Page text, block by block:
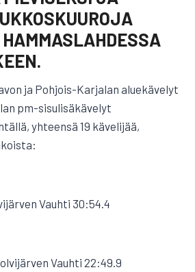
ja Pohjois-Karjalan aluekävelyt
pm-sisulisäkävelyt
yhteensä 19 kävelijää,
Vauhti 30:54.4
Vauhti 22:49.9